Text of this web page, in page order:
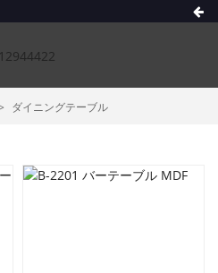
ダイニングテーブル